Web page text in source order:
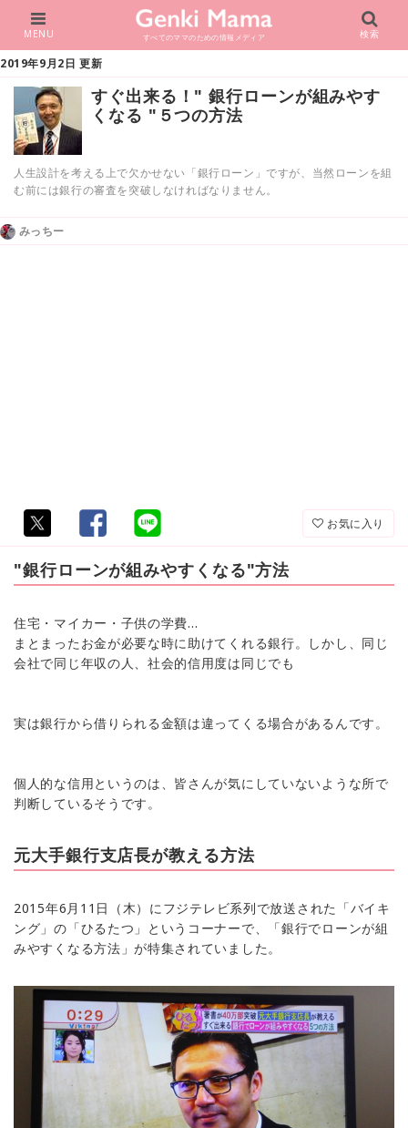
すべてのママのための情報メディア
MENU 検索
2019年9月2日 更新
すぐ出来る！" 銀行ローンが組みやす
くなる "５つの方法
人生設計を考える上で欠かせない「銀行ローン」ですが、当然ローンを組
む前には銀行の審査を突破しなければなりません。
みっちー
お気に入り
"銀行ローンが組みやすくなる"方法
住宅・マイカー・子供の学費…
まとまったお金が必要な時に助けてくれる銀行。しかし、同じ
会社で同じ年収の人、社会的信用度は同じでも
実は銀行から借りられる金額は違ってくる場合があるんです。
個人的な信用というのは、皆さんが気にしていないような所で
判断しているそうです。
元大手銀行支店長が教える方法
2015年6月11日（木）にフジテレビ系列で放送された「バイキ
ング」の「ひるたつ」というコーナーで、「銀行でローンが組
みやすくなる方法」が特集されていました。